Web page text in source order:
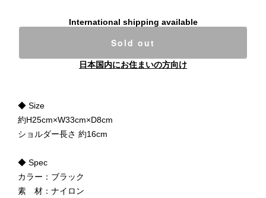
International shipping available
Sold out
日本国内にお住まいの方向け
◆ Size
約H25cm×W33cm×D8cm
ショルダー長さ 約16cm
◆ Spec
カラー：ブラック
素 材：ナイロン